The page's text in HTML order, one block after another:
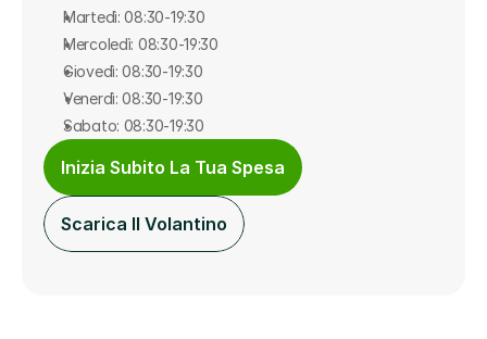
Martedì: 08:30-19:30
Mercoledì: 08:30-19:30
Giovedì: 08:30-19:30
Venerdì: 08:30-19:30
Sabato: 08:30-19:30
Inizia Subito La Tua Spesa
Scarica Il Volantino